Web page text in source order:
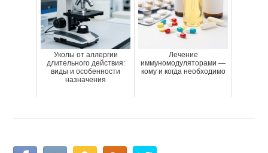
Уколы от аллергии
длительного действия:
виды и особенности
назначения
Лечение
иммуномодуляторами —
кому и когда необходимо